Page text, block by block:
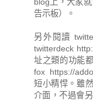
告示板）。
另外閱讀
twitterdeck
址之類的功能
fox https://
短小精悍。雖
介面，不過會